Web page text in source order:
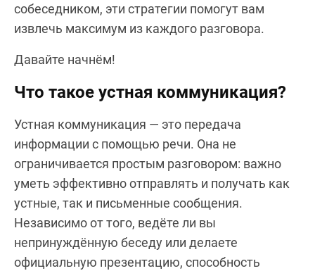
собеседником, эти стратегии помогут вам
извлечь максимум из каждого разговора.
Давайте начнём!
Что такое устная коммуникация?
Устная коммуникация — это передача
информации с помощью речи. Она не
ограничивается простым разговором: важно
уметь эффективно отправлять и получать как
устные, так и письменные сообщения.
Независимо от того, ведёте ли вы
непринуждённую беседу или делаете
официальную презентацию, способность